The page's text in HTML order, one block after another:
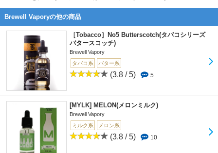
Brewell Vaporyの他の商品
［Tobacco］No5 Butterscotch(タバコシリーズ
バタースコッチ)
Brewell Vapory
タバコ系
バター系
(3.8 / 5) 5
[MYLK] MELON(メロンミルク)
Brewell Vapory
ミルク系
メロン系
(3.8 / 5) 10